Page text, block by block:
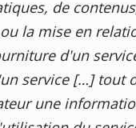
de
la mise en
d'un
service […] tout
une